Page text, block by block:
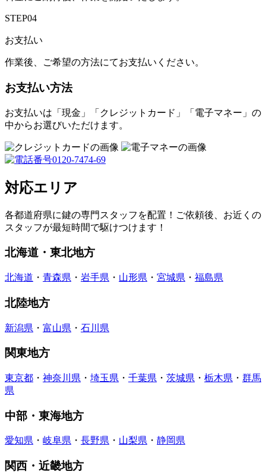
STEP04
お支払い
作業後、ご希望の方法にてお支払いください。
お支払い方法
お支払いは「現金」「クレジットカード」「電子マネー」の
中からお選びいただけます。
対応エリア
各都道府県に鍵の専門スタッフを配置！ご依頼後、お近くの
スタッフが最短時間で駆けつけます！
北海道・東北地方
北海道 ・ 青森県 ・ 岩手県 ・ 山形県 ・ 宮城県 ・ 福島県
北陸地方
新潟県 ・ 富山県 ・ 石川県
関東地方
東京都 ・ 神奈川県 ・ 埼玉県 ・ 千葉県 ・ 茨城県 ・ 栃木県 ・ 群馬
県
中部・東海地方
愛知県 ・ 岐阜県 ・ 長野県 ・ 山梨県 ・ 静岡県
関西・近畿地方